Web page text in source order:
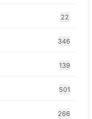
22
346
139
501
266